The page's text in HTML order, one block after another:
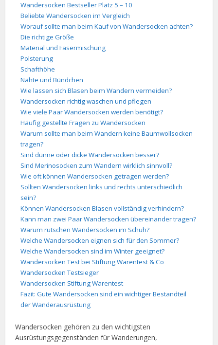
Wandersocken Bestseller Platz 5 – 10
Beliebte Wandersocken im Vergleich
Worauf sollte man beim Kauf von Wandersocken achten?
Die richtige Größe
Material und Fasermischung
Polsterung
Schafthöhe
Nähte und Bündchen
Wie lassen sich Blasen beim Wandern vermeiden?
Wandersocken richtig waschen und pflegen
Wie viele Paar Wandersocken werden benötigt?
Häufig gestellte Fragen zu Wandersocken
Warum sollte man beim Wandern keine Baumwollsocken
tragen?
Sind dünne oder dicke Wandersocken besser?
Sind Merinosocken zum Wandern wirklich sinnvoll?
Wie oft können Wandersocken getragen werden?
Sollten Wandersocken links und rechts unterschiedlich
sein?
Können Wandersocken Blasen vollständig verhindern?
Kann man zwei Paar Wandersocken übereinander tragen?
Warum rutschen Wandersocken im Schuh?
Welche Wandersocken eignen sich für den Sommer?
Welche Wandersocken sind im Winter geeignet?
Wandersocken Test bei Stiftung Warentest & Co
Wandersocken Testsieger
Wandersocken Stiftung Warentest
Fazit: Gute Wandersocken sind ein wichtiger Bestandteil
der Wanderausrüstung
Wandersocken gehören zu den wichtigsten
Ausrüstungsgegenständen für Wanderungen,